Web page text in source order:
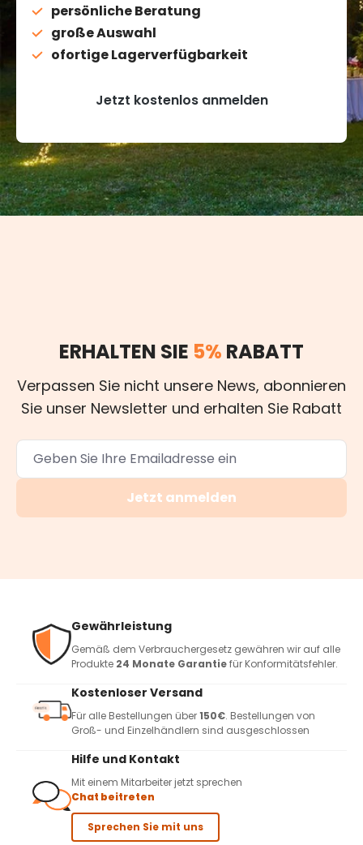
persönliche Beratung
große Auswahl
ofortige Lagerverfügbarkeit
Jetzt kostenlos anmelden
ERHALTEN SIE 5% RABATT
Verpassen Sie nicht unsere News, abonnieren
Sie unser Newsletter und erhalten Sie Rabatt
Jetzt anmelden
Gewährleistung
Gemäß dem Verbrauchergesetz gewähren wir auf alle
Produkte 24 Monate Garantiefür Konformitätsfehler.
Kostenloser Versand
Für alle Bestellungen über150€. Bestellungen von
Groß- und Einzelhändlern sind ausgeschlossen
Hilfe und Kontakt
Mit einem Mitarbeiter jetzt sprechen
Chat beitreten
Sprechen Sie mit uns